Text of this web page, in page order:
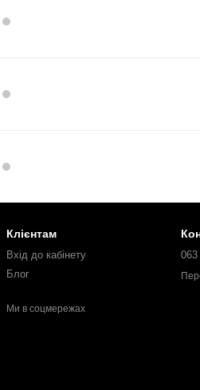
Клієнтам
Вхід до кабінету
Блог
Ми в соцмережах
063